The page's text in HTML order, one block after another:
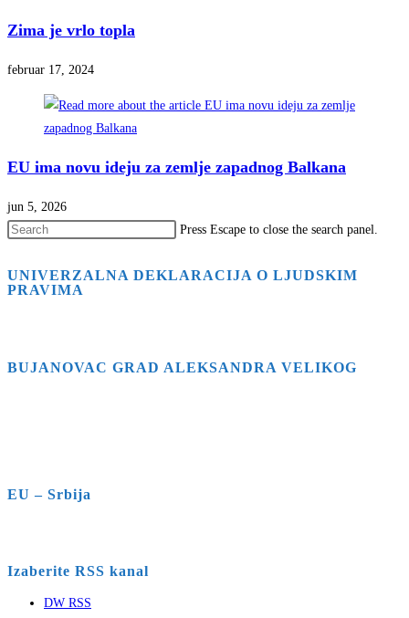
Zima je vrlo topla
februar 17, 2024
EU ima novu ideju za zemlje zapadnog Balkana
jun 5, 2026
Press Escape to close the search panel.
UNIVERZALNA DEKLARACIJA O LJUDSKIM
PRAVIMA
BUJANOVAC GRAD ALEKSANDRA VELIKOG
EU – Srbija
Izaberite RSS kanal
DW RSS